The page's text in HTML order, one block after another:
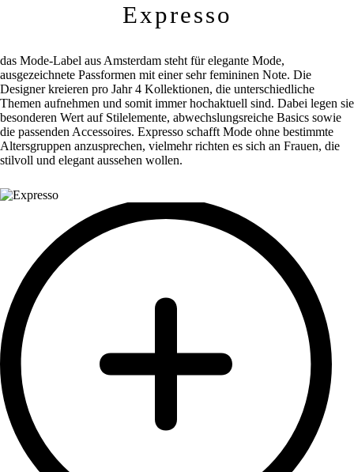
Expresso
das Mode-Label aus Amsterdam steht für elegante Mode,
ausgezeichnete Passformen mit einer sehr femininen Note. Die
Designer kreieren pro Jahr 4 Kollektionen, die unterschiedliche
Themen aufnehmen und somit immer hochaktuell sind. Dabei legen sie
besonderen Wert auf Stilelemente, abwechslungsreiche Basics sowie
die passenden Accessoires. Expresso schafft Mode ohne bestimmte
Altersgruppen anzusprechen, vielmehr richten es sich an Frauen, die
stilvoll und elegant aussehen wollen.